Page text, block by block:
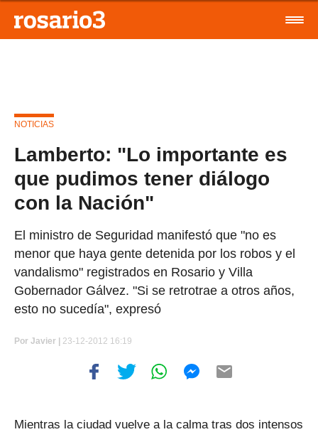
NOTICIAS
Lamberto: "Lo importante es
que pudimos tener diálogo
con la Nación"
El ministro de Seguridad manifestó que "no es
menor que haya gente detenida por los robos y el
vandalismo" registrados en Rosario y Villa
Gobernador Gálvez. "Si se retrotrae a otros años,
esto no sucedía", expresó
Por Javier | 23-12-2012 16:19
Mientras la ciudad vuelve a la calma tras dos intensos